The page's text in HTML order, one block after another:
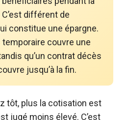
différent de
constitue une épargne.
couvre une
qu’un contrat décès
jusqu’à la fin.
tôt, plus la cotisation est
jugé moins élevé. C’est